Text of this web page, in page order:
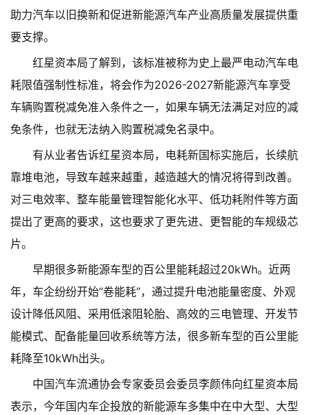
助力汽车以旧换新和促进新能源汽车产业高质量发展提供重
要支撑。
红星资本局了解到，该标准被称为史上最严电动汽车电
耗限值强制性标准，将会作为2026-2027新能源汽车享受
车辆购置税减免准入条件之一，如果车辆无法满足对应的减
免条件，也就无法纳入购置税减免名录中。
有从业者告诉红星资本局，电耗新国标实施后，长续航
靠堆电池，导致车越来越重，越造越大的情况将得到改善。
对三电效率、整车能量管理智能化水平、低功耗附件等方面
提出了更高的要求，这也要求了更先进、更智能的车规级芯
片。
早期很多新能源车型的百公里能耗超过20kWh。近两
年，车企纷纷开始“卷能耗”，通过提升电池能量密度、外观
设计降低风阻、采用低滚阻轮胎、高效的三电管理、开发节
能模式、配备能量回收系统等方法，很多新车型的百公里能
耗降至10kWh出头。
中国汽车流通协会专家委员会委员李颜伟向红星资本局
表示，今年国内车企投放的新能源车多集中在中大型、大型